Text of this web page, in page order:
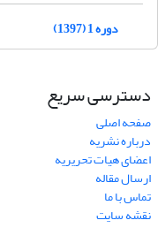
دوره 1 (1397)
دسترسی سریع
صفحه اصلی
درباره نشریه
اعضای هیات تحریریه
ارسال مقاله
تماس با ما
نقشه سایت